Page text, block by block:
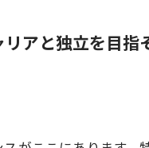
アと独立を目指